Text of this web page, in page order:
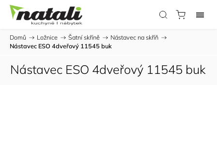
Domů / Ložnice / Šatní skříně / Nástavec na skříň /
Nástavec ESO 4dveřový 11545 buk
Nástavec ESO 4dveřový 11545 buk